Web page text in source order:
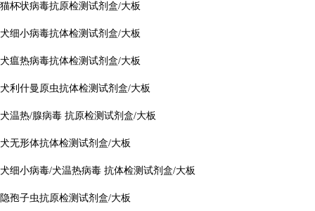
猫杯状病毒抗原检测试剂盒/大板
犬细小病毒抗体检测试剂盒/大板
犬瘟热病毒抗体检测试剂盒/大板
犬利什曼原虫抗体检测试剂盒/大板
犬温热/腺病毒 抗原检测试剂盒/大板
犬无形体抗体检测试剂盒/大板
犬细小病毒/犬温热病毒 抗体检测试剂盒/大板
隐孢子虫抗原检测试剂盒/大板